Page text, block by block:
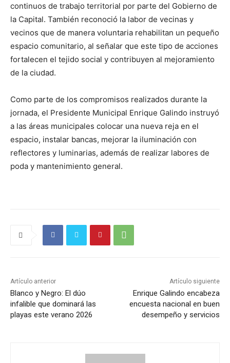
continuos de trabajo territorial por parte del Gobierno de
la Capital. También reconoció la labor de vecinas y
vecinos que de manera voluntaria rehabilitan un pequeño
espacio comunitario, al señalar que este tipo de acciones
fortalecen el tejido social y contribuyen al mejoramiento
de la ciudad.
Como parte de los compromisos realizados durante la
jornada, el Presidente Municipal Enrique Galindo instruyó
a las áreas municipales colocar una nueva reja en el
espacio, instalar bancas, mejorar la iluminación con
reflectores y luminarias, además de realizar labores de
poda y mantenimiento general.
Artículo anterior
Blanco y Negro: El dúo
infalible que dominará las
playas este verano 2026
Artículo siguiente
Enrique Galindo encabeza
encuesta nacional en buen
desempeño y servicios